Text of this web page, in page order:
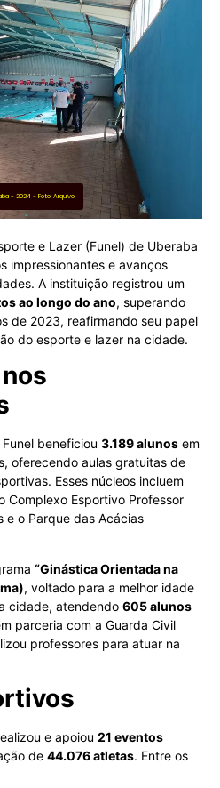
- 2024 - Foto: Arquivo
e Lazer (Funel) de Uberaba
impressionantes e avanços
A instituição registrou um
ao longo do ano, superando
de 2023, reafirmando seu papel
do esporte e lazer na cidade.
beneficiou 3.189 alunos em
oferecendo aulas gratuitas de
Esses núcleos incluem
Complexo Esportivo Professor
e o Parque das Acácias
“Ginástica Orientada na
, voltado para a melhor idade
cidade, atendendo 605 alunos
parceria com a Guarda Civil
professores para atuar na
e apoiou 21 eventos
de 44.076 atletas. Entre os